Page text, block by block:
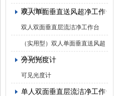
净工作台
双人单面垂直送风超净工作台
双人双面垂直层流洁净工作台
（实用型）双人单面垂直送风超
净工作台
分光光度计
可见光度计
单人双面垂直层流洁净工作台